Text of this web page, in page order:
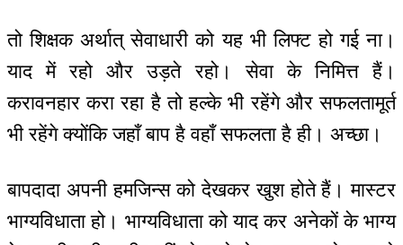
तो शिक्षक अर्थात् सेवाधारी को यह भी लिफ्ट हो गई ना।
याद में रहो और उड़ते रहो। सेवा के निमित्त हैं।
करावनहार करा रहा है तो हल्के भी रहेंगे और सफलतामूर्त
भी रहेंगे क्योंकि जहाँ बाप है वहाँ सफलता है ही। अच्छा।
बापदादा अपनी हमजिन्स को देखकर खुश होते हैं। मास्टर
भाग्यविधाता हो। भाग्यविधाता को याद कर अनेकों के भाग्य